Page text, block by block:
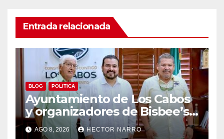
Entrada relacionada
BLOG POLITICA
Ayuntamiento de Los Cabos
y organizadores de Bisbee’s
coordinan acciones para
AGO 8, 2026 HECTOR NARRO